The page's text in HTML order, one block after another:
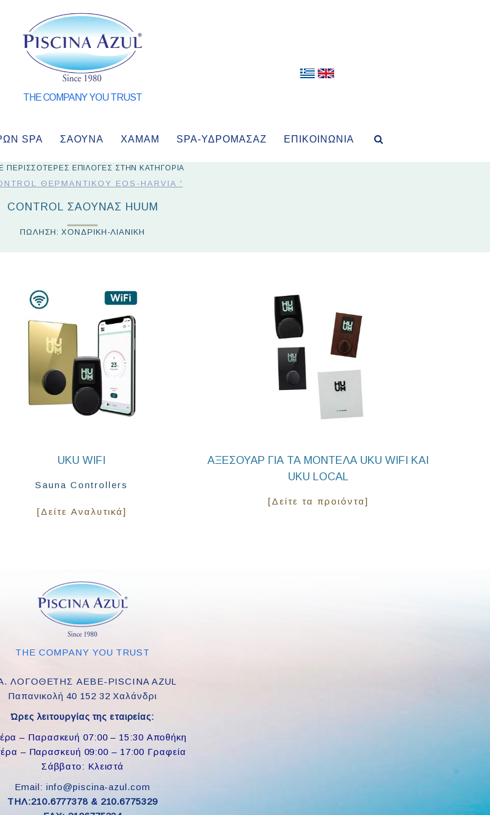
THE COMPANY YOU TRUST
SPA ΣΑΟΥΝΑ ΧΑΜΑΜ SPA-ΥΔΡΟΜΑΣΆΖ ΕΠΙΚΟΙΝΩΝΊΑ
ΠΕΡΙΣΣΟΤΕΡΕΣ ΕΠΙΛΟΓΕΣ ΣΤΗΝ ΚΑΤΗΓΟΡΙΑ
ΘΕΡΜΑΝΤΙΚΟΎ EOS-HARVIA '
CONTROL ΣΆΟΥΝΑΣ HUUM
ΠΩΛΗΣΗ: ΧΟΝΔΡΙΚΗ-ΛΙΑΝΙΚΗ
UKU WIFI
Sauna Controllers
[Δείτε Αναλυτικά]
ΑΞΕΣΟΥΆΡ ΓΙΑ ΤΑ ΜΟΝΤΈΛΑ UKU WIFI ΚΑΙ
UKU LOCAL
[Δείτε τα προιόντα]
THE COMPANY YOU TRUST
ΛΟΓΟΘΕΤΗΣ ΑΕΒΕ-PISCINA AZUL
Παπανικολή 40 152 32 Χαλάνδρι
Ώρες λειτουργίας της εταιρείας:
– Παρασκευή 07:00 – 15:30 Αποθήκη
– Παρασκευή 09:00 – 17:00 Γραφεία
Σάββατο: Κλειστά
Email: info@piscina-azul.com
ΤΗΛ:210.6777378 & 210.6775329